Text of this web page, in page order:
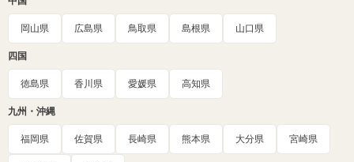
岡山県 広島県 鳥取県 島根県 山口県
四国
徳島県 香川県 愛媛県 高知県
九州・沖縄
福岡県 佐賀県 長崎県 熊本県 大分県 宮崎県